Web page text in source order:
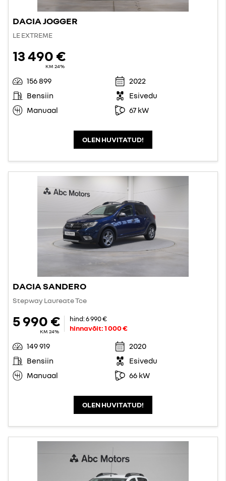
DACIA JOGGER
LE EXTREME
13 490 €
KM 24%
156 899
2022
Bensiin
Esivedu
Manuaal
67 kW
OLEN HUVITATUD!
DACIA SANDERO
Stepway Laureate Tce
5 990 €
KM 24%
hind:6 990 €
hinnavõit:1 000 €
149 919
2020
Bensiin
Esivedu
Manuaal
66 kW
OLEN HUVITATUD!